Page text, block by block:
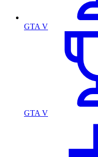
GTA V
GTA V